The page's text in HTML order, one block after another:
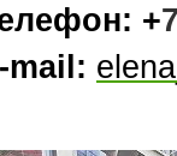
+
mail: